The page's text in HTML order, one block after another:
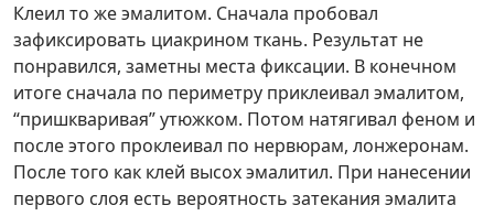
Клеил то же эмалитом. Сначала пробовал
зафиксировать циакрином ткань. Результат не
понравился, заметны места фиксации. В конечном
итоге сначала по периметру приклеивал эмалитом,
“пришкваривая” утюжком. Потом натягивал феном и
после этого проклеивал по нервюрам, лонжеронам.
После того как клей высох эмалитил. При нанесении
первого слоя есть вероятность затекания эмалита